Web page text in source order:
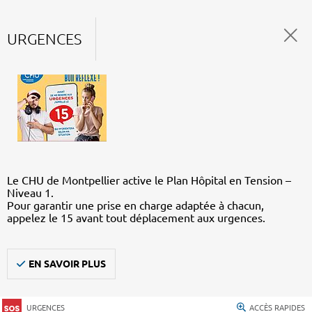
URGENCES
Le CHU de Montpellier active le Plan Hôpital en Tension –
Niveau 1.
Pour garantir une prise en charge adaptée à chacun,
appelez le 15 avant tout déplacement aux urgences.
EN SAVOIR PLUS
URGENCES ACCÈS RAPIDES